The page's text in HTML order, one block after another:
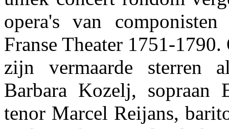
opera's van
Franse Theater 1751-
zijn vermaarde sterren
Barbara Kozelj, sopraan
tenor Marcel Reijans,